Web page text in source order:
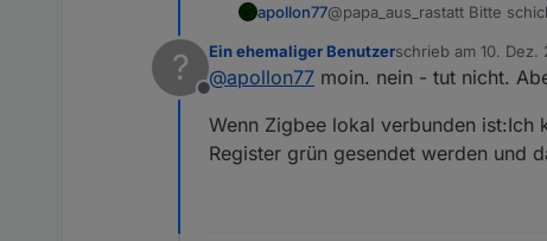
apollon77@papa_aus_rastatt Bitte
wenns tut. Bitte auch in der App (nicht im
ist ob das Live Data update
noch nicht live aktuell sind.
?
Offline
Ein ehemaliger Benutzerschrieb am 10. Dez.
zuletzt editiert von
@apollon77 moin. nein - tut nicht.
Wenn Zigbee lokal verbunden ist:Ich
Register grün gesendet werden und